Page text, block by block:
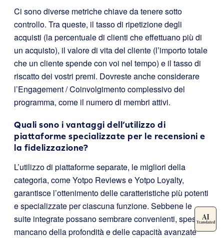
Ci sono diverse metriche chiave da tenere sotto
controllo. Tra queste, il tasso di ripetizione degli
acquisti (la percentuale di clienti che effettuano più di
un acquisto), il valore di vita del cliente (l’importo totale
che un cliente spende con voi nel tempo) e il tasso di
riscatto dei vostri premi. Dovreste anche considerare
l’Engagement / Coinvolgimento complessivo del
programma, come il numero di membri attivi.
Quali sono i vantaggi dell’utilizzo di
piattaforme specializzate per le recensioni e
la fidelizzazione?
L’utilizzo di piattaforme separate, le migliori della
categoria, come Yotpo Reviews e Yotpo Loyalty,
garantisce l’ottenimento delle caratteristiche più potenti
e specializzate per ciascuna funzione. Sebbene le
suite integrate possano sembrare convenienti, spesso
mancano della profondità e delle capacità avanzate